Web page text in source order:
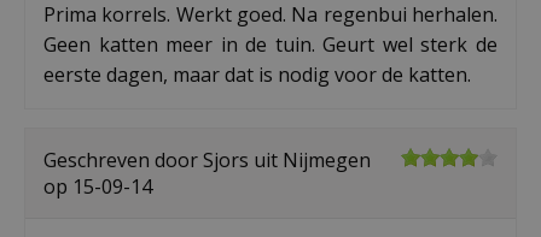
Prima korrels. Werkt goed. Na regenbui herhalen.
Geen katten meer in de tuin. Geurt wel sterk de
eerste dagen, maar dat is nodig voor de katten.
Geschreven doorSjors uit Nijmegen
op 15-09-14